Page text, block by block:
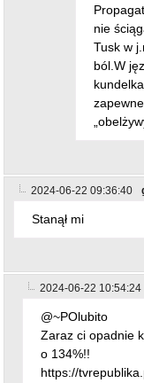
nie
Tusk w
ból.W
2024-06-22 09:36:40
Stanął mi
2024-06-22 10:54:24
@~POlubito
Zaraz ci opadnie
o 134%!!
https://